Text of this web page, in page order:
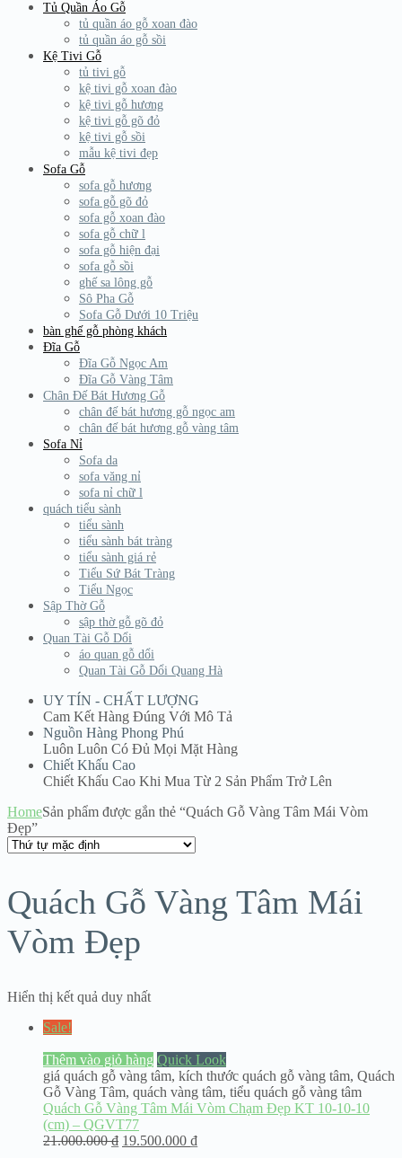
Tủ Quần Áo Gỗ
tủ quần áo gỗ xoan đào
tủ quần áo gỗ sồi
Kệ Tivi Gỗ
tủ tivi gỗ
kệ tivi gỗ xoan đào
kệ tivi gỗ hương
kệ tivi gỗ gõ đỏ
kệ tivi gỗ sồi
mẫu kệ tivi đẹp
Sofa Gỗ
sofa gỗ hương
sofa gỗ gõ đỏ
sofa gỗ xoan đào
sofa gỗ chữ l
sofa gỗ hiện đại
sofa gỗ sồi
ghế sa lông gỗ
Sô Pha Gỗ
Sofa Gỗ Dưới 10 Triệu
bàn ghế gỗ phòng khách
Đĩa Gỗ
Đĩa Gỗ Ngọc Am
Đĩa Gỗ Vàng Tâm
Chân Đế Bát Hương Gỗ
chân đế bát hương gỗ ngọc am
chân đế bát hương gỗ vàng tâm
Sofa Nỉ
Sofa da
sofa văng nỉ
sofa nỉ chữ l
quách tiểu sành
tiểu sành
tiểu sành bát tràng
tiểu sành giá rẻ
Tiểu Sứ Bát Tràng
Tiểu Ngọc
Sập Thờ Gỗ
sập thờ gỗ gõ đỏ
Quan Tài Gỗ Dổi
áo quan gỗ dổi
Quan Tài Gỗ Dổi Quang Hà
UY TÍN - CHẤT LƯỢNG
Cam Kết Hàng Đúng Với Mô Tả
Nguồn Hàng Phong Phú
Luôn Luôn Có Đủ Mọi Mặt Hàng
Chiết Khấu Cao
Chiết Khấu Cao Khi Mua Từ 2 Sản Phẩm Trở Lên
HomeSản phẩm được gắn thẻ “Quách Gỗ Vàng Tâm Mái Vòm
Đẹp”
Quách Gỗ Vàng Tâm Mái
Vòm Đẹp
Hiển thị kết quả duy nhất
Sale!
Thêm vào giỏ hàng Quick Look
giá quách gỗ vàng tâm, kích thước quách gỗ vàng tâm, Quách
Gỗ Vàng Tâm, quách vàng tâm, tiểu quách gỗ vàng tâm
Quách Gỗ Vàng Tâm Mái Vòm Chạm Đẹp KT 10-10-10
(cm) – QGVT77
21.000.000₫ 19.500.000 ₫